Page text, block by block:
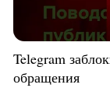
Telegram
обращения